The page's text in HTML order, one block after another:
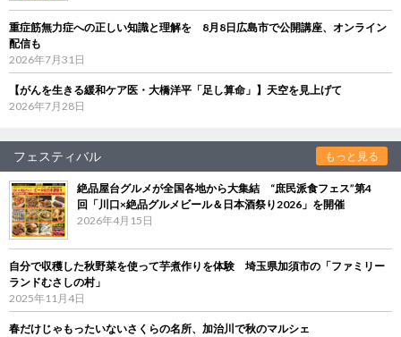
重症筋無力症への正しい知識と理解を 8月8日広島市で公開講座、オンライン
配信も
2026年7月31日
【がんを生きる緩和ケア医・大橋洋平「足し算命」】天空を見上げて
2026年7月28日
フェスティバル もっと見る
絶品屋台グルメが全国各地から大集結 “庶民派食フェス”第4
回「川口×絶品グルメビール＆日本酒祭り2026」を開催
2026年4月15日
自分で収穫した秋野菜を使って芋煮作りを体験 埼玉県加須市の「ファミリー
ランドむさしの村」
2025年11月4日
春だけじゃもったいないさくらの名所、加治川で秋のマルシェ